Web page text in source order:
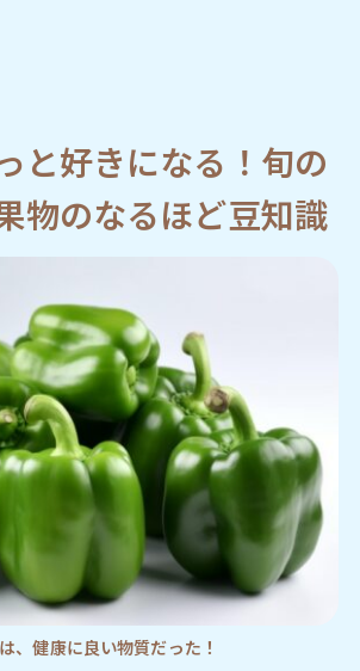
と好きになる！旬の
物のなるほど豆知識
、健康に良い物質だった！